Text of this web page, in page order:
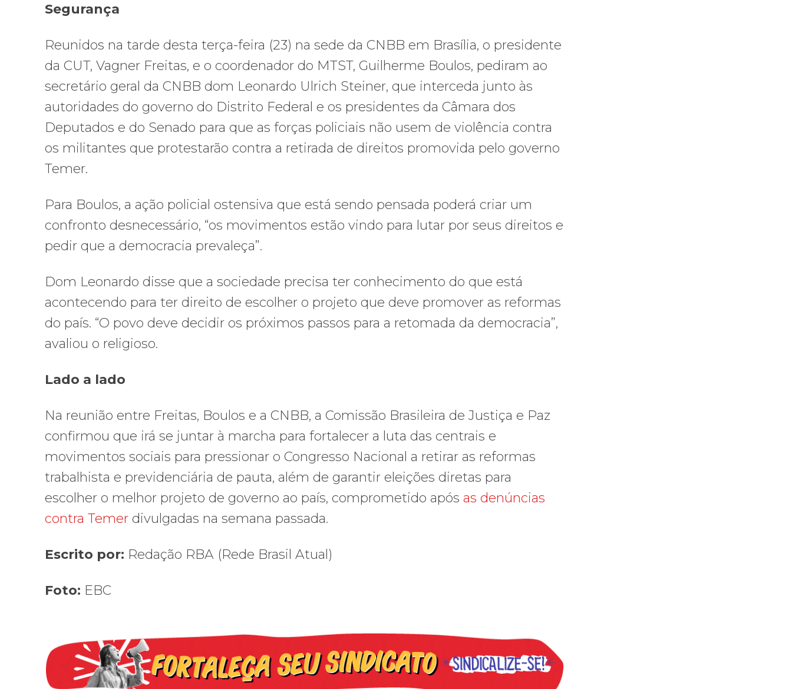
Segurança
Reunidos na tarde desta terça-feira (23) na sede da CNBB em Brasília, o presidente
da CUT, Vagner Freitas, e o coordenador do MTST, Guilherme Boulos, pediram ao
secretário geral da CNBB dom Leonardo Ulrich Steiner, que interceda junto às
autoridades do governo do Distrito Federal e os presidentes da Câmara dos
Deputados e do Senado para que as forças policiais não usem de violência contra
os militantes que protestarão contra a retirada de direitos promovida pelo governo
Temer.
Para Boulos, a ação policial ostensiva que está sendo pensada poderá criar um
confronto desnecessário, “os movimentos estão vindo para lutar por seus direitos e
pedir que a democracia prevaleça”.
Dom Leonardo disse que a sociedade precisa ter conhecimento do que está
acontecendo para ter direito de escolher o projeto que deve promover as reformas
do país. “O povo deve decidir os próximos passos para a retomada da democracia”,
avaliou o religioso.
Lado a lado
Na reunião entre Freitas, Boulos e a CNBB, a Comissão Brasileira de Justiça e Paz
confirmou que irá se juntar à marcha para fortalecer a luta das centrais e
movimentos sociais para pressionar o Congresso Nacional a retirar as reformas
trabalhista e previdenciária de pauta, além de garantir eleições diretas para
escolher o melhor projeto de governo ao país, comprometido após as denúncias
contra Temer divulgadas na semana passada.
Escrito por: Redação RBA (Rede Brasil Atual)
Foto: EBC